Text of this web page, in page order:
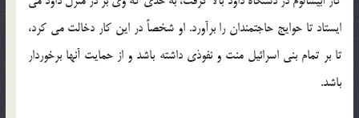
ایستاد تا حوایج حاجتمندان را برآورد. او شخصاً در این كار دخالت می كرد،
تا بر تمام بنی اسرائیل منت و نفوذی داشته باشد و از حمایت آنها برخوردار
باشد.